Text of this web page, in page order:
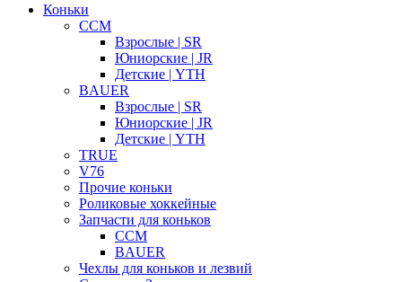
Коньки
CCM
Взрослые | SR
Юниорские | JR
Детские | YTH
BAUER
Взрослые | SR
Юниорские | JR
Детские | YTH
TRUE
V76
Прочие коньки
Роликовые хоккейные
Запчасти для коньков
CCM
BAUER
Чехлы для коньков и лезвий